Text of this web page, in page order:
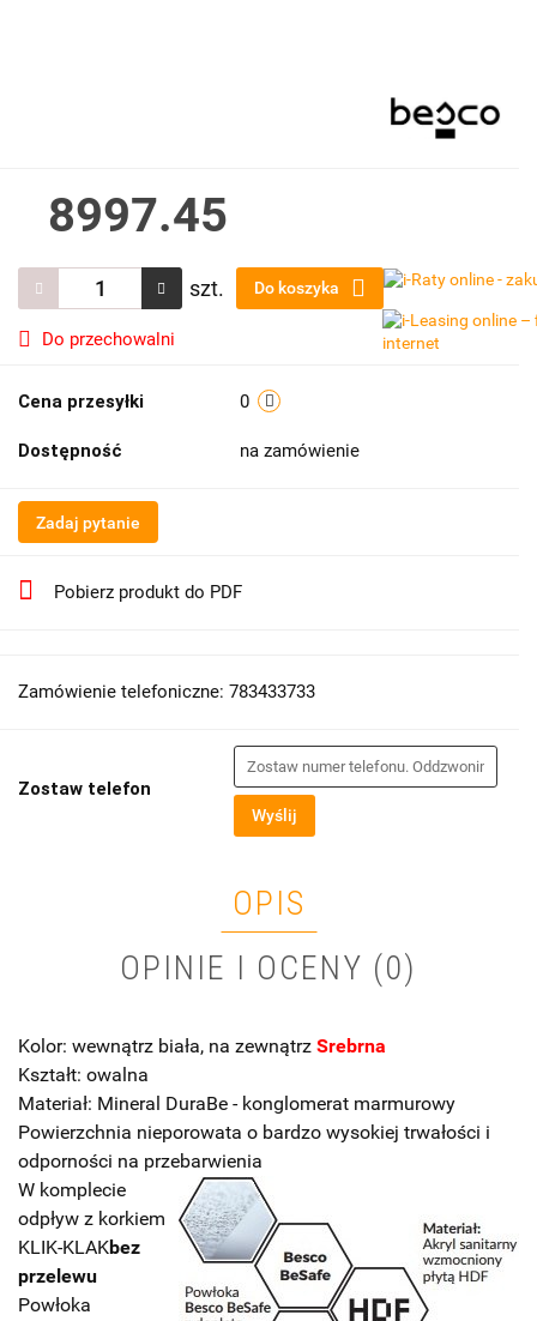
8997.45
szt. Do koszyka
Do przechowalni
Cena przesyłki 0
Dostępność na zamówienie
Zadaj pytanie
Pobierz produkt do PDF
Zamówienie telefoniczne: 783433733
Zostaw telefon
Wyślij
OPIS
OPINIE I OCENY (0)
Kolor: wewnątrz biała, na zewnątrz Srebrna
Kształt: owalna
Materiał: Mineral DuraBe - konglomerat marmurowy
Powierzchnia nieporowata o bardzo wysokiej trwałości i
odporności na przebarwienia
W komplecie
odpływ z korkiem
KLIK-KLAKbez
przelewu
Powłoka